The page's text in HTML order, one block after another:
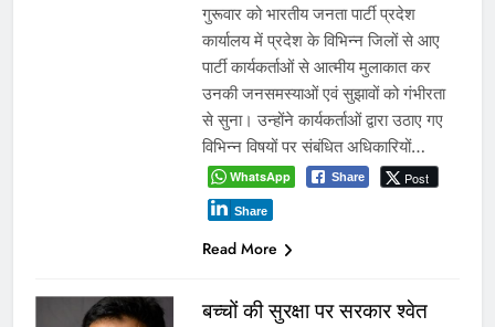
गुरूवार को भारतीय जनता पार्टी प्रदेश
कार्यालय में प्रदेश के विभिन्न जिलों से आए
पार्टी कार्यकर्ताओं से आत्मीय मुलाकात कर
उनकी जनसमस्याओं एवं सुझावों को गंभीरता
से सुना। उन्होंने कार्यकर्ताओं द्वारा उठाए गए
विभिन्न विषयों पर संबंधित अधिकारियों…
WhatsApp Share Post
Share
Read More
बच्चों की सुरक्षा पर सरकार श्वेत